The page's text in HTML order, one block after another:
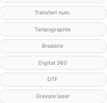
Transfert num.
Tampographie
Broderie
Digital 360
DTF
Gravure laser